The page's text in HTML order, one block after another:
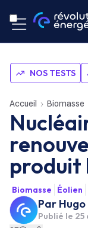
NOS TESTS
Accueil Biomasse
produit
Biomasse Éolien
Par Hugo
Publié le 25